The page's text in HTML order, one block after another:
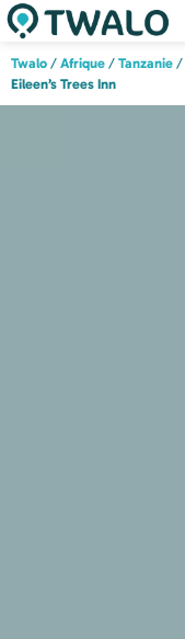
Twalo / Afrique / Tanzanie /
Eileen’s Trees Inn